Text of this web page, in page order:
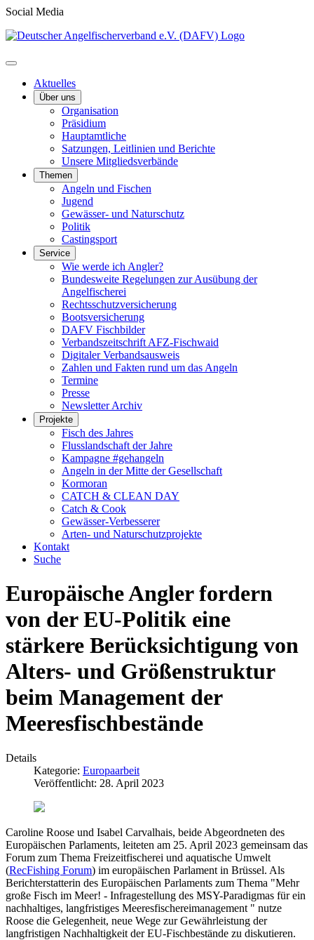
Social Media
Aktuelles
Über uns
Organisation
Präsidium
Hauptamtliche
Satzungen, Leitlinien und Berichte
Unsere Mitgliedsverbände
Themen
Angeln und Fischen
Jugend
Gewässer- und Naturschutz
Politik
Castingsport
Service
Wie werde ich Angler?
Bundesweite Regelungen zur Ausübung der
Angelfischerei
Rechtsschutzversicherung
Bootsversicherung
DAFV Fischbilder
Verbandszeitschrift AFZ-Fischwaid
Digitaler Verbandsausweis
Zahlen und Fakten rund um das Angeln
Termine
Presse
Newsletter Archiv
Projekte
Fisch des Jahres
Flusslandschaft der Jahre
Kampagne #gehangeln
Angeln in der Mitte der Gesellschaft
Kormoran
CATCH & CLEAN DAY
Catch & Cook
Gewässer-Verbesserer
Arten- und Naturschutzprojekte
Kontakt
Suche
Europäische Angler fordern
von der EU-Politik eine
stärkere Berücksichtigung von
Alters- und Größenstruktur
beim Management der
Meeresfischbestände
Details
Kategorie: Europaarbeit
Veröffentlicht: 28. April 2023
Caroline Roose und Isabel Carvalhais, beide Abgeordneten des
Europäischen Parlaments, leiteten am 25. April 2023 gemeinsam das
Forum zum Thema Freizeitfischerei und aquatische Umwelt
(RecFishing Forum) im europäischen Parlament in Brüssel. Als
Berichterstatterin des Europäischen Parlaments zum Thema "Mehr
große Fisch im Meer! - Infragestellung des MSY-Paradigmas für ein
nachhaltiges, langfristiges Meeresfischereimanagement " nutze
Roose die Gelegenheit, neue Wege zur Gewährleistung der
langfristigen Nachhaltigkeit der EU-Fischbestände zu diskutieren.